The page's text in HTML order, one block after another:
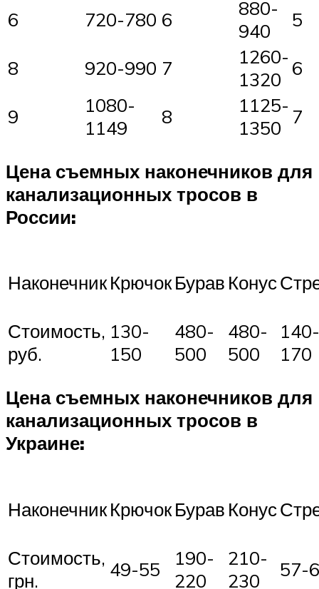
6
720-780 6
880-
940
5
8 920-990 7
1260-
1320 6
9
1080-
1149
8
1125-
1350 7
Цена съемных наконечников для
канализационных тросов в
России:
НаконечникКрючокБурав Конус
Стоимость,
руб.
130-
150
480-
500
480-
500
140-
170
Цена съемных наконечников для
канализационных тросов в
Украине:
НаконечникКрючокБурав Конус
Стоимость,
грн.
49-55
190-
220
210-
230
57-